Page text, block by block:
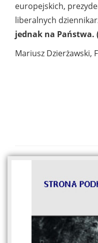
europejskich,
liberalnych
jednak na Państwa.
Mariusz Dzierżawski,